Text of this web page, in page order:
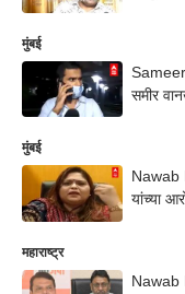
मुंबई
Sameer
समीर
मुंबई
Nawab
यांच्या
महाराष्ट्र
Nawab